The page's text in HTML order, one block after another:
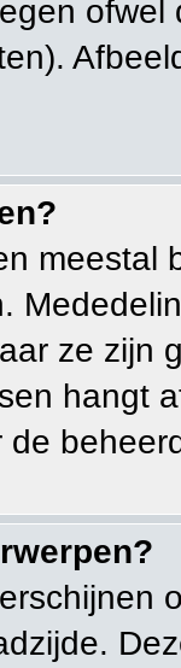
meestal
ze zijn
hangt